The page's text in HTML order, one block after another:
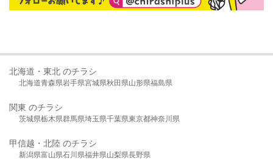
北海道・東北 のチラシ
北海道青森県岩手県宮城県秋田県山形県福島県
関東 のチラシ
茨城県栃木県群馬県埼玉県千葉県東京都神奈川県
甲信越・北陸 のチラシ
新潟県富山県石川県福井県山梨県長野県